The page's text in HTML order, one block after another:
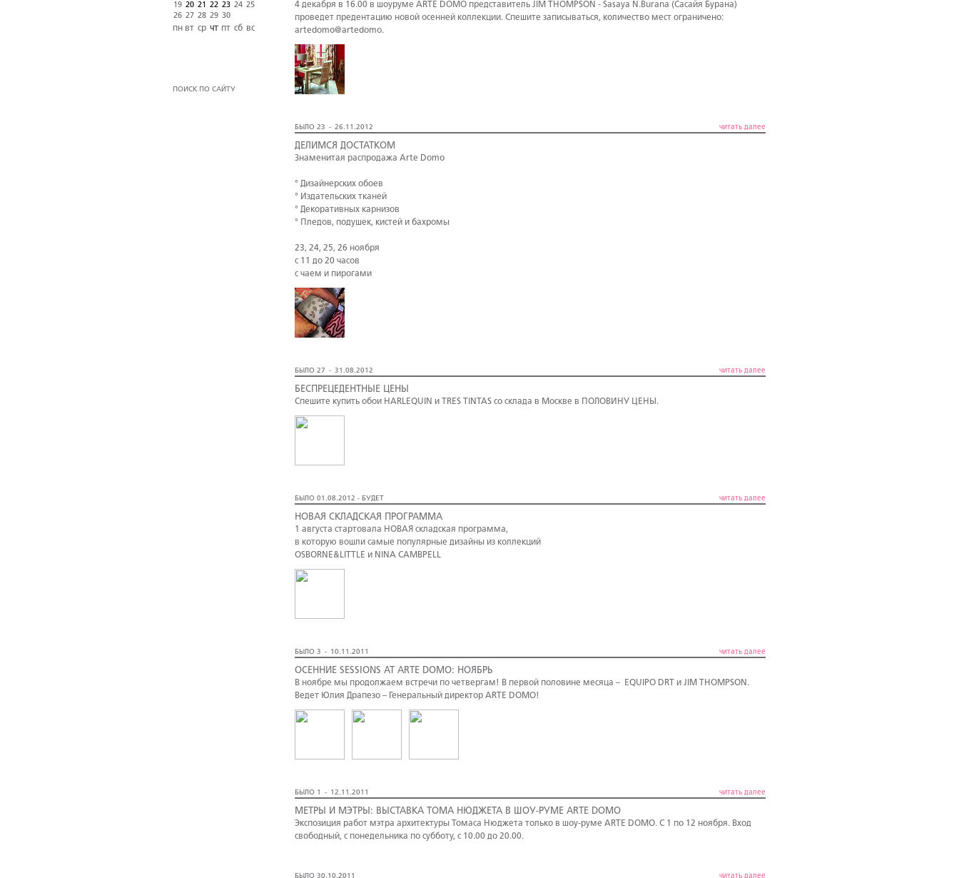
19 20 21 22 23 24 25
26 27 28 29 30
пн вт ср чт пт сб вс
ПОИСК ПО САЙТУ
4 декабря в 16.00 в шоуруме ARTE DOMO представитель JIM THOMPSON - Sasaya N.Burana (Сасайя Бурана)
проведет предентацию новой осенней коллекции. Спешите записываться, количество мест ограничено:
artedomo@artedomo.
БЫЛО 23 - 26.11.2012 читать далее
ДЕЛИМСЯ ДОСТАТКОМ
Знаменитая распродажа Arte Domo
° Дизайнерских обоев
° Издательских тканей
° Декоративных карнизов
° Пледов, подушек, кистей и бахромы
23, 24, 25, 26 ноября
с 11 до 20 часов
с чаем и пирогами
БЫЛО 27 - 31.08.2012 читать далее
БЕСПРЕЦЕДЕНТНЫЕ ЦЕНЫ
Спешите купить обои HARLEQUIN и TRES TINTAS со склада в Москве в ПОЛОВИНУ ЦЕНЫ.
БЫЛО 01.08.2012 - БУДЕТ читать далее
НОВАЯ СКЛАДСКАЯ ПРОГРАММА
1 августа стартовала НОВАЯ складская программа,
в которую вошли самые популярные дизайны из коллекций
OSBORNE&LITTLE и NINA CAMBPELL
БЫЛО 3 - 10.11.2011 читать далее
ОСЕННИЕ SESSIONS AT ARTE DOMO: НОЯБРЬ
В ноябре мы продолжаем встречи по четвергам! В первой половине месяца – EQUIPO DRT и JIM THOMPSON.
Ведет Юлия Драпезо – Генеральный директор ARTE DOMO!
БЫЛО 1 - 12.11.2011 читать далее
МЕТРЫ И МЭТРЫ: ВЫСТАВКА ТОМА НЮДЖЕТА В ШОУ-РУМЕ ARTE DOMO
Экспозиция работ мэтра архитектуры Томаса Нюджета только в шоу-руме ARTE DOMO. С 1 по 12 ноября. Вход
свободный, с понедельника по субботу, с 10.00 до 20.00.
БЫЛО 30.10.2011 читать далее